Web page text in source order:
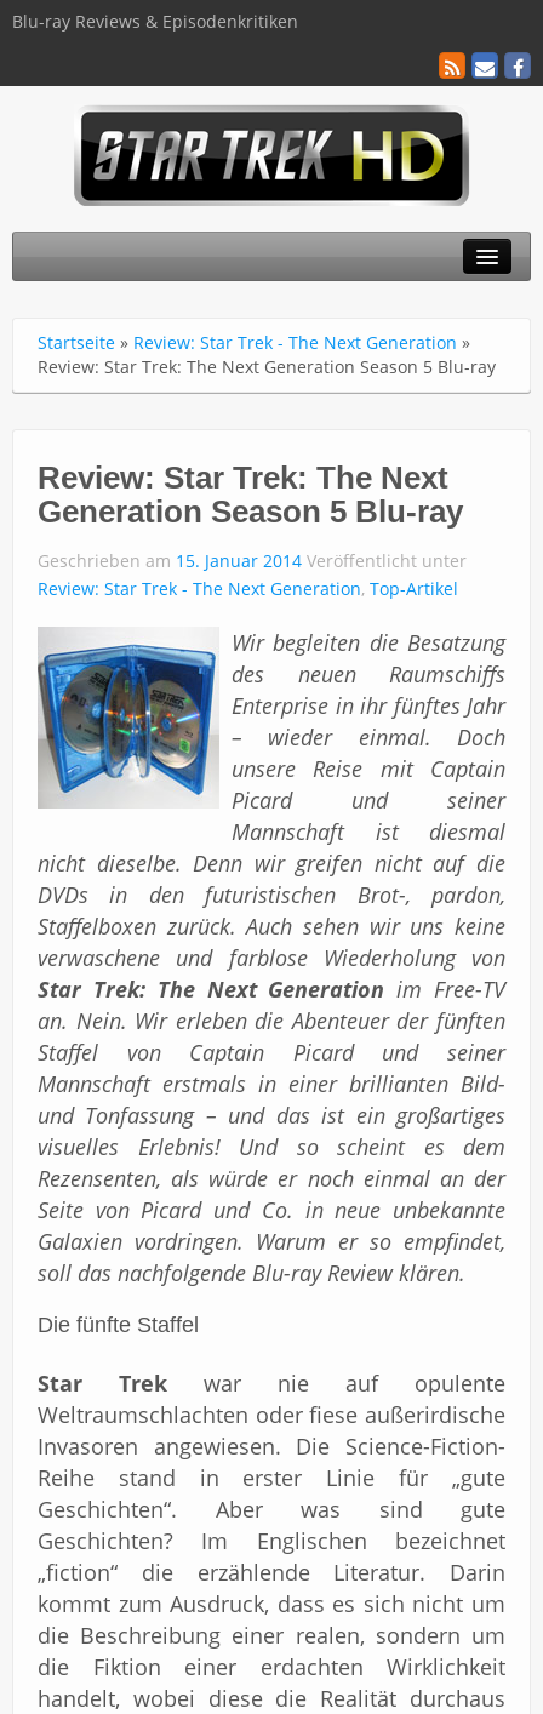
Blu-ray Reviews & Episodenkritiken
TNG
Kinofilme
Blu-ray / 4K
Über uns
Startseite » Review: Star Trek - The Next Generation »
Review: Star Trek: The Next Generation Season 5 Blu-ray
Review: Star Trek: The Next
Generation Season 5 Blu-ray
Geschrieben am 15. Januar 2014 Veröffentlicht unter
Review: Star Trek - The Next Generation, Top-Artikel
Wir begleiten die Besatzung
des neuen Raumschiffs
Enterprise in ihr fünftes Jahr
– wieder einmal. Doch
unsere Reise mit Captain
Picard und seiner
Mannschaft ist diesmal
nicht dieselbe. Denn wir greifen nicht auf die
DVDs in den futuristischen Brot-, pardon,
Staffelboxen zurück. Auch sehen wir uns keine
verwaschene und farblose Wiederholung von
Star Trek: The Next Generation im Free-TV
an. Nein. Wir erleben die Abenteuer der fünften
Staffel von Captain Picard und seiner
Mannschaft erstmals in einer brillianten Bild-
und Tonfassung – und das ist ein großartiges
visuelles Erlebnis! Und so scheint es dem
Rezensenten, als würde er noch einmal an der
Seite von Picard und Co. in neue unbekannte
Galaxien vordringen. Warum er so empfindet,
soll das nachfolgende Blu-ray Review klären.
Die fünfte Staffel
Star Trek war nie auf opulente
Weltraumschlachten oder fiese außerirdische
Invasoren angewiesen. Die Science-Fiction-
Reihe stand in erster Linie für „gute
Geschichten“. Aber was sind gute
Geschichten? Im Englischen bezeichnet
„fiction“ die erzählende Literatur. Darin
kommt zum Ausdruck, dass es sich nicht um
die Beschreibung einer realen, sondern um
die Fiktion einer erdachten Wirklichkeit
handelt, wobei diese die Realität durchaus